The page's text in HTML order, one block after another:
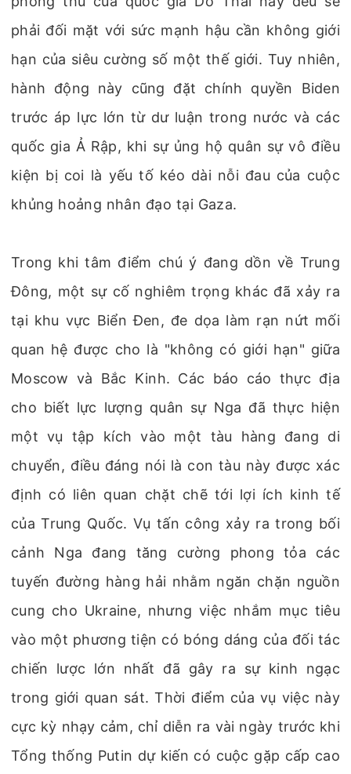
phải đối mặt với sức mạnh hậu cần không giới
hạn của siêu cường số một thế giới. Tuy nhiên,
hành động này cũng đặt chính quyền Biden
trước áp lực lớn từ dư luận trong nước và các
quốc gia Ả Rập, khi sự ủng hộ quân sự vô điều
kiện bị coi là yếu tố kéo dài nỗi đau của cuộc
khủng hoảng nhân đạo tại Gaza.
Trong khi tâm điểm chú ý đang dồn về Trung
Đông, một sự cố nghiêm trọng khác đã xảy ra
tại khu vực Biển Đen, đe dọa làm rạn nứt mối
quan hệ được cho là "không có giới hạn" giữa
Moscow và Bắc Kinh. Các báo cáo thực địa
cho biết lực lượng quân sự Nga đã thực hiện
một vụ tập kích vào một tàu hàng đang di
chuyển, điều đáng nói là con tàu này được xác
định có liên quan chặt chẽ tới lợi ích kinh tế
của Trung Quốc. Vụ tấn công xảy ra trong bối
cảnh Nga đang tăng cường phong tỏa các
tuyến đường hàng hải nhằm ngăn chặn nguồn
cung cho Ukraine, nhưng việc nhắm mục tiêu
vào một phương tiện có bóng dáng của đối tác
chiến lược lớn nhất đã gây ra sự kinh ngạc
trong giới quan sát. Thời điểm của vụ việc này
cực kỳ nhạy cảm, chỉ diễn ra vài ngày trước khi
Tổng thống Putin dự kiến có cuộc gặp cấp cao